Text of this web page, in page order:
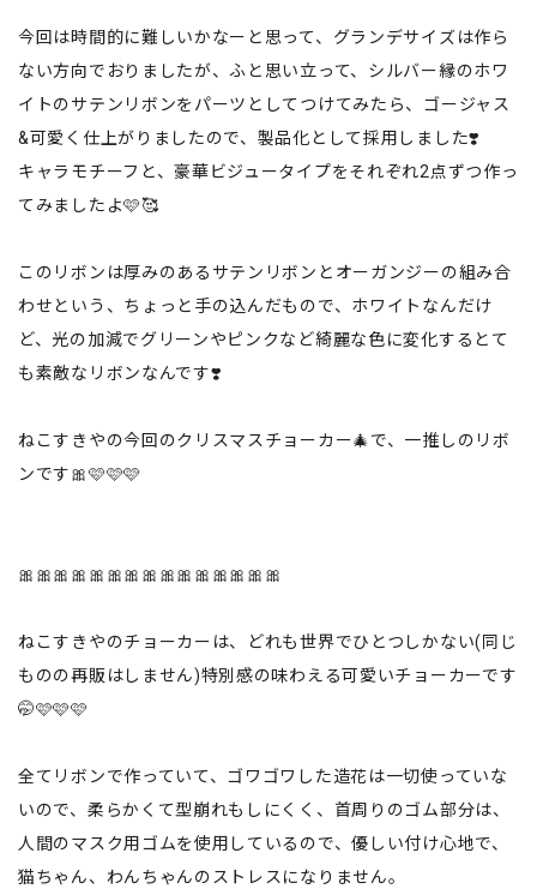
今回は時間的に難しいかなーと思って、グランデサイズは作ら
ない方向でおりましたが、ふと思い立って、シルバー縁のホワ
イトのサテンリボンをパーツとしてつけてみたら、ゴージャス
&可愛く仕上がりましたので、製品化として採用しました❣️
キャラモチーフと、豪華ビジュータイプをそれぞれ2点ずつ作っ
てみましたよ🩷🥰
このリボンは厚みのあるサテンリボンとオーガンジーの組み合
わせという、ちょっと手の込んだもので、ホワイトなんだけ
ど、光の加減でグリーンやピンクなど綺麗な色に変化するとて
も素敵なリボンなんです❣️
ねこすきやの今回のクリスマスチョーカー🎄で、一推しのリボ
ンです🎀🩷🩷🩷
🎀🎀🎀🎀🎀🎀🎀🎀🎀🎀🎀🎀🎀🎀🎀
ねこすきやのチョーカーは、どれも世界でひとつしかない(同じ
ものの再販はしません)特別感の味わえる可愛いチョーカーです
🤭🩷🩷🩷
全てリボンで作っていて、ゴワゴワした造花は一切使っていな
いので、柔らかくて型崩れもしにくく、首周りのゴム部分は、
人間のマスク用ゴムを使用しているので、優しい付け心地で、
猫ちゃん、わんちゃんのストレスになりません。